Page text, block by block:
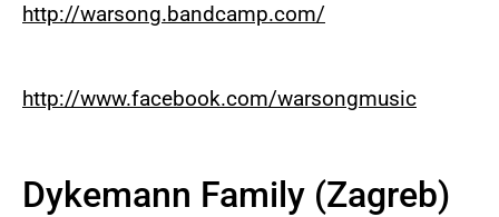
http://warsong.bandcamp.com/
http://www.facebook.com/warsongmusic
Dykemann Family (Zagreb)